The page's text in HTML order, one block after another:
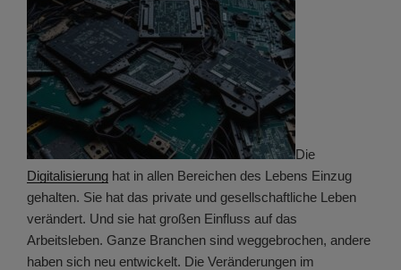
Die
Digitalisierung hat in allen Bereichen des Lebens Einzug
gehalten. Sie hat das private und gesellschaftliche Leben
verändert. Und sie hat großen Einfluss auf das
Arbeitsleben. Ganze Branchen sind weggebrochen, andere
haben sich neu entwickelt. Die Veränderungen im